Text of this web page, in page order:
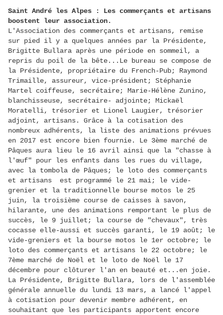
Saint André les Alpes : Les commerçants et artisans
boostent leur association.
L'Association des commerçants et artisans, remise
sur pied il y a quelques années par la Présidente,
Brigitte Bullara après une période en sommeil, a
repris du poil de la bête...Le bureau se compose de
la Présidente, propriétaire du French-Pub; Raymond
Trimaille, assureur, vice-président; Stéphanie
Martel coiffeuse, secrétaire; Marie-Hélène Zunino,
blanchisseuse, secrétaire- adjointe; Mickaël
Moratelli, trésorier et Lionel Laugier, trésorier
adjoint, artisans. Grâce à la cotisation des
nombreux adhérents, la liste des animations prévues
en 2017 est encore bien fournie. Le 3ème marché de
Pâques aura lieu le 16 avril ainsi que la "chasse à
l'œuf" pour les enfants dans les rues du village,
avec la tombola de Pâques; le loto des commerçants
et artisans est programmé le 21 mai; le vide-
grenier et la traditionnelle bourse motos le 25
juin, la troisième course de caisses à savon,
hilarante, une des animations remportant le plus de
succès, le 9 juillet; la course de "chevaux", très
cocasse elle-aussi et succès garanti, le 19 août; le
vide-greniers et la bourse motos le 1er octobre; le
loto des commerçants et artisans le 22 octobre; le
7ème marché de Noël et le loto de Noël le 17
décembre pour clôturer l'an en beauté et...en joie.
La Présidente, Brigitte Bullara, lors de l'assemblée
générale annuelle du lundi 13 mars, a lancé l'appel
à cotisation pour devenir membre adhérent, en
souhaitant que les participants apportent encore